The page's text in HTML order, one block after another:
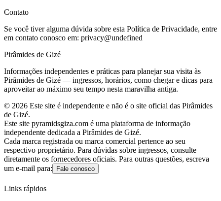
Contato
Se você tiver alguma dúvida sobre esta Política de Privacidade, entre
em contato conosco em: privacy@undefined
Pirâmides de Gizé
Informações independentes e práticas para planejar sua visita às
Pirâmides de Gizé — ingressos, horários, como chegar e dicas para
aproveitar ao máximo seu tempo nesta maravilha antiga.
© 2026 Este site é independente e não é o site oficial das Pirâmides
de Gizé.
Este site pyramidsgiza.com é uma plataforma de informação
independente dedicada a Pirâmides de Gizé.
Cada marca registrada ou marca comercial pertence ao seu
respectivo proprietário. Para dúvidas sobre ingressos, consulte
diretamente os fornecedores oficiais. Para outras questões, escreva
um e-mail para:
Fale conosco
Links rápidos